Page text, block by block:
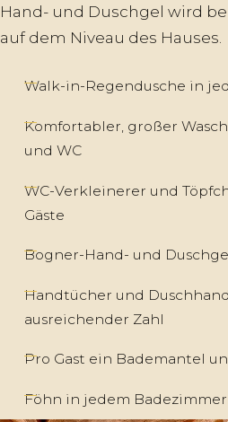
Hand- und Duschgel wird
auf dem Niveau des Hauses.
Walk-in-Regendusche in
Komfortabler, großer
und WC
WC-Verkleinerer und
Gäste
Bogner-Hand- und
Handtücher und
ausreichender Zahl
Pro Gast ein Bademantel
Föhn in jedem Badezimmer